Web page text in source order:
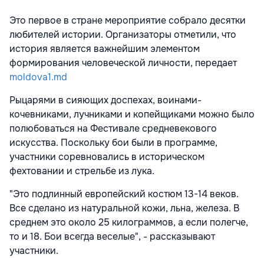
Это первое в стране мероприятие собрало десятки
любителей истории. Организаторы отметили, что
история является важнейшим элементом
формирования человеческой личности, передает
moldova1.md
Рыцарями в сияющих доспехах, воинами-
кочевниками, лучниками и копейщиками можно было
полюбоваться на Фестивале средневекового
искусства. Поскольку бои были в программе,
участники соревновались в историческом
фехтовании и стрельбе из лука.
"Это подлинный европейский костюм 13-14 веков.
Все сделано из натуральной кожи, льна, железа. В
среднем это около 25 килограммов, а если полегче,
то и 18. Бои всегда веселые", - рассказывают
участники.